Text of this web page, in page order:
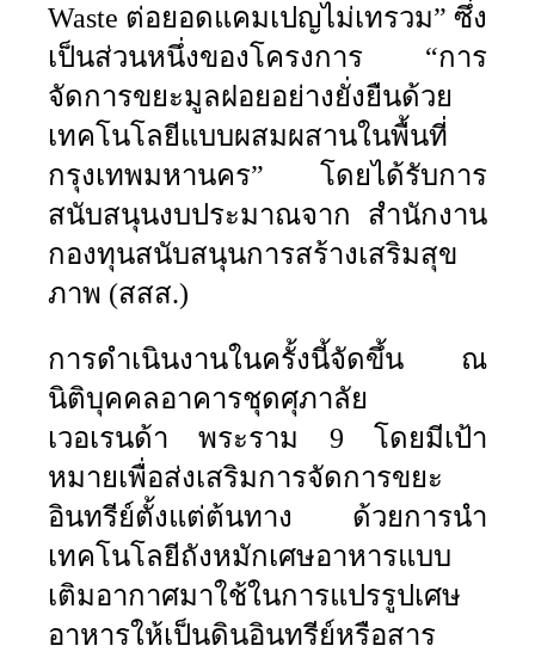
Waste ต่อยอดแคมเปญไม่เทรวม” ซึ่ง
เป็นส่วนหนึ่งของโครงการ “การ
จัดการขยะมูลฝอยอย่างยั่งยืนด้วย
เทคโนโลยีแบบผสมผสานในพื้นที่
กรุงเทพมหานคร” โดยได้รับการ
สนับสนุนงบประมาณจาก สำนักงาน
กองทุนสนับสนุนการสร้างเสริมสุข
ภาพ (สสส.)
การดำเนินงานในครั้งนี้จัดขึ้น ณ
นิติบุคคลอาคารชุดศุภาลัย
เวอเรนด้า พระราม 9โดยมีเป้า
หมายเพื่อส่งเสริมการจัดการขยะ
อินทรีย์ตั้งแต่ต้นทาง ด้วยการนำ
เทคโนโลยีถังหมักเศษอาหารแบบ
เติมอากาศมาใช้ในการแปรรูปเศษ
อาหารให้เป็นดินอินทรีย์หรือสาร